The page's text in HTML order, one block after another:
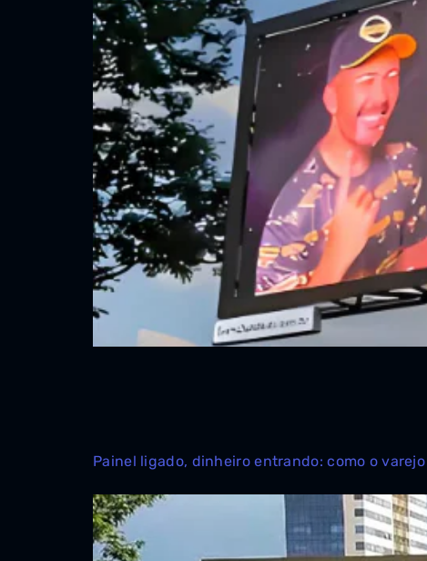
Painel ligado, dinheiro entrando: como o